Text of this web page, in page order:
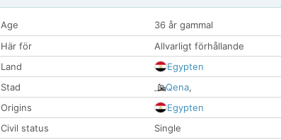
Age
36 år gammal
Här för
Allvarligt förhållande
Land
Egypten
Stad
Qena,
Origins
Egypten
Civil status
Single